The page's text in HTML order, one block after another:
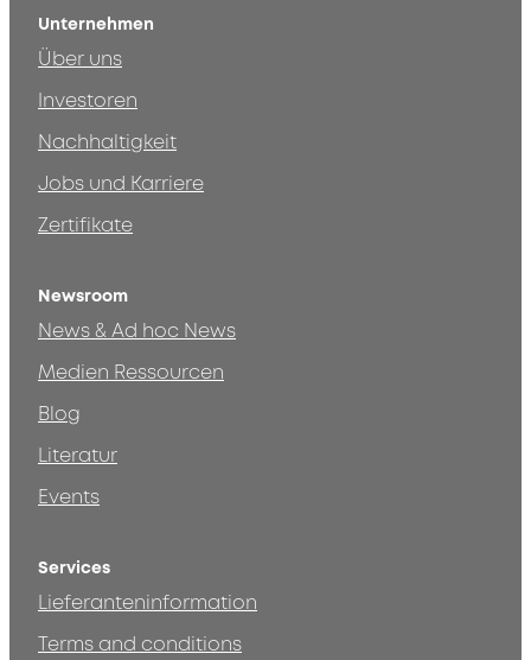
Unternehmen
Über uns
Investoren
Nachhaltigkeit
Jobs und Karriere
Zertifikate
Newsroom
News & Ad hoc News
Medien Ressourcen
Blog
Literatur
Events
Services
Lieferanteninformation
Terms and conditions